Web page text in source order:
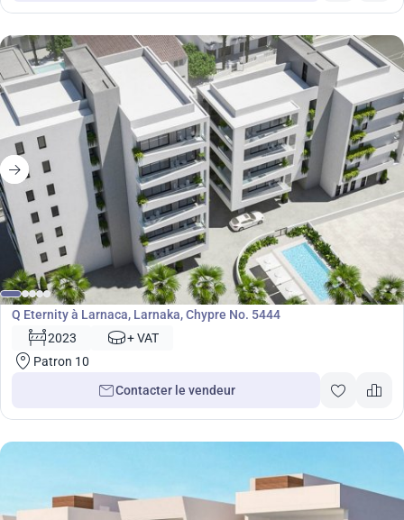
Développement
Q Eternity à Larnaca, Larnaka, Chypre No. 5444
2023
+ VAT
Patron 10
Contacter le vendeur